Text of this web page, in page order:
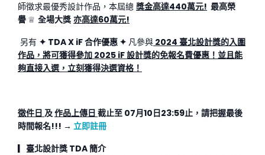
師徵求最優秀設計作品，本屆總 獎金高達440萬元! 最高榮
譽♕ 全場大獎 亦高達60萬元!
另有 ✦ TDA X iF合作優惠 ✦ 凡參與 2024 臺北設計獎的入圍
作品，將可獲得參加 2025 iF 設計獎的免報名費優惠！並且能
夠直接入選，立刻獲得決選資格！
徵件日 及作品上傳日 截止至 07月10日23:59止，請把握最後
時間報名!!! → 立即註冊
臺北設計獎 TDA 簡介